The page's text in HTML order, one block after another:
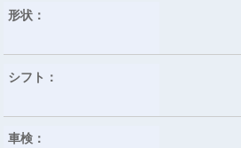
形状：
シフト：
車検：